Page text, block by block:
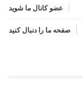
عضو کانال ما شوید
صفحه ما را دنبال کنید